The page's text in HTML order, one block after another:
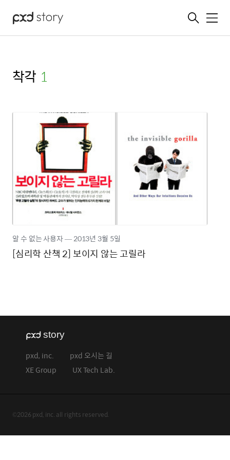
메뉴
착각 (1)
[심리학 산책 2] 보이지 않는 고릴라
알 수 없는 사용자―2013년 3월 5일
pxd, inc.
pxd 오시는 길
XE Group
UX Tech Lab.
©2026 pxd, inc. all rights reserved.